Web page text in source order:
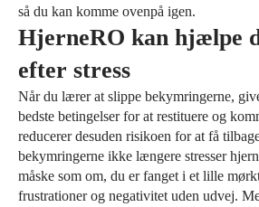
så du kan komme ovenpå igen.
HjerneRO kan hjælpe
efter stress
Når du lærer at slippe bekymringerne,
bedste betingelser for at restituere og
reducerer desuden risikoen for at få
bekymringerne ikke længere stresser
måske som om, du er fanget i et lille
frustrationer og negativitet uden udvej.